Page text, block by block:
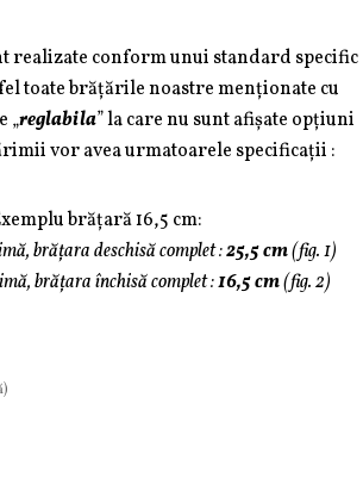
realizate conform unui standard specific
toate brățările noastre menționate cu
„reglabila” la care nu sunt afișate opțiuni
vor avea urmatoarele specificații :
brățară 16,5 cm:
brățara deschisă complet :25,5 cm(fig. 1)
brățara închisă complet :16,5 cm(fig. 2)